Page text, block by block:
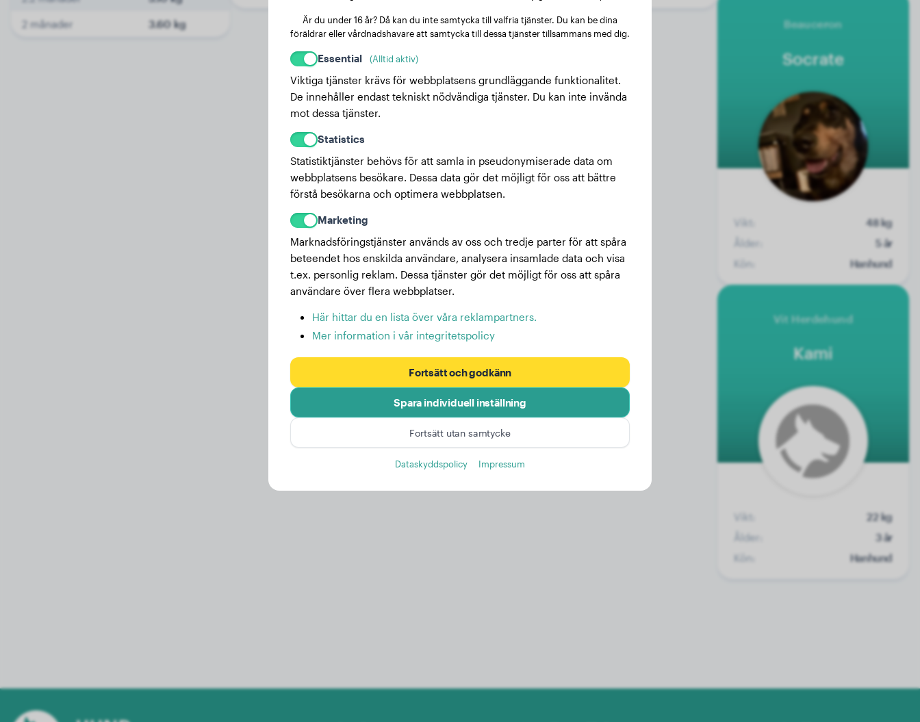
2 månader 3.60 kg Beauceron
Socrate
Vikt:
48 kg
Ålder:
5 år
Kön:
Hanhund
Vit Herdehund
Kami
Vikt:
22 kg
Ålder:
3 år
Kön:
Hanhund
Är du under 16 år? Då kan du inte samtycka till valfria tjänster. Du kan be dina
föräldrar eller vårdnadshavare att samtycka till dessa tjänster tillsammans med dig.
Essential (Alltid aktiv)
Viktiga tjänster krävs för webbplatsens grundläggande funktionalitet.
De innehåller endast tekniskt nödvändiga tjänster. Du kan inte invända
mot dessa tjänster.
Statistics
Statistiktjänster behövs för att samla in pseudonymiserade data om
webbplatsens besökare. Dessa data gör det möjligt för oss att bättre
förstå besökarna och optimera webbplatsen.
Marketing
Marknadsföringstjänster används av oss och tredje parter för att spåra
beteendet hos enskilda användare, analysera insamlade data och visa
t.ex. personlig reklam. Dessa tjänster gör det möjligt för oss att spåra
användare över flera webbplatser.
Här hittar du en lista över våra reklampartners.
Mer information i vår integritetspolicy
Fortsätt och godkänn
Spara individuell inställning
Fortsätt utan samtycke
Dataskyddspolicy Impressum